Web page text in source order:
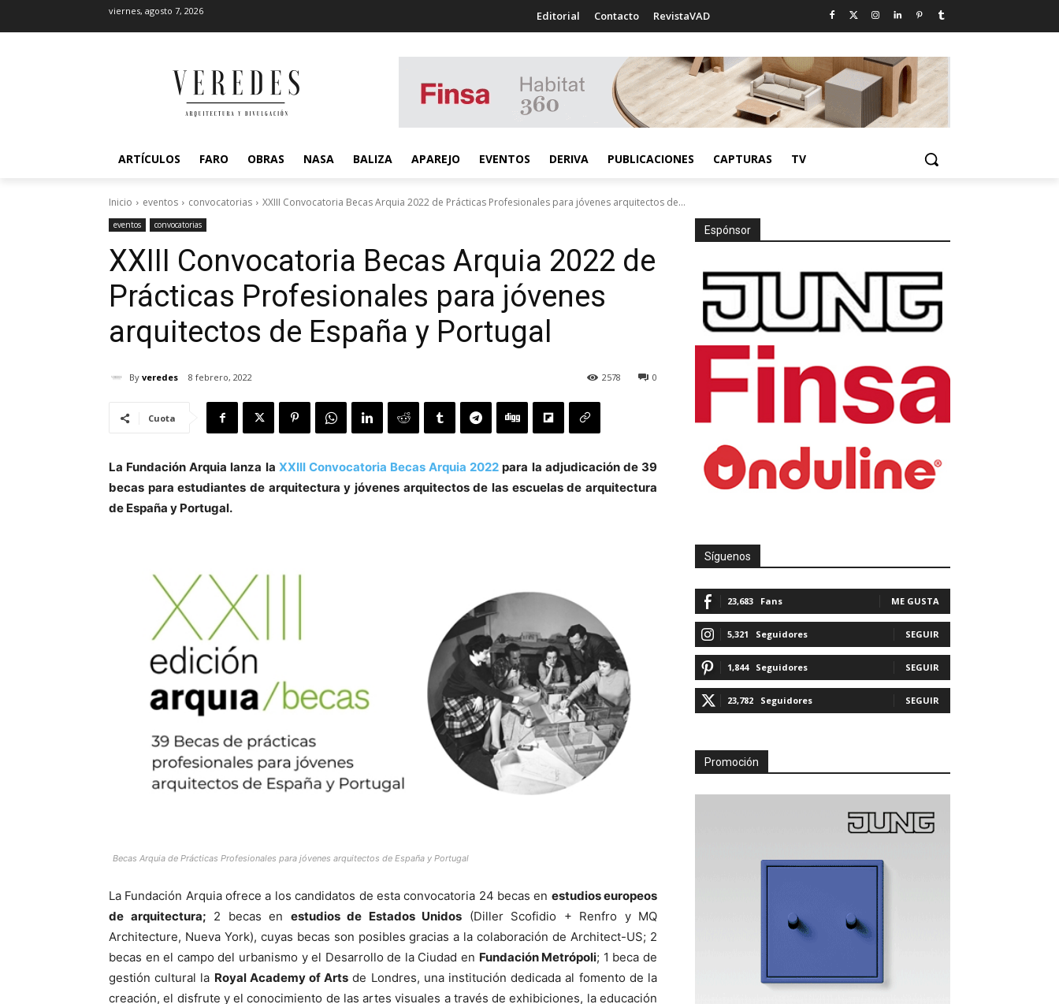
viernes, agosto 7, 2026 Editorial Contacto RevistaVAD
ARTÍCULOS FARO OBRAS NASA BALIZA APAREJO EVENTOS DERIVA PUBLICACIONES CAPTURAS TV
Inicio eventos convocatorias XXIII Convocatoria Becas Arquia 2022 de Prácticas Profesionales para jóvenes arquitectos de...
eventos convocatorias
XXIII Convocatoria Becas Arquia 2022 de
Prácticas Profesionales para jóvenes
arquitectos de España y Portugal
By veredes 8 febrero, 2022 0
2578
Cuota
La Fundación Arquia lanza la XXIII Convocatoria Becas Arquia 2022 para la adjudicación de 39
becas para estudiantes de arquitectura y jóvenes arquitectos de las escuelas de arquitectura
de España y Portugal.
Becas Arquia de Prácticas Profesionales para jóvenes arquitectos de España y Portugal
La Fundación Arquia ofrece a los candidatos de esta convocatoria 24 becas en estudios europeos
de arquitectura; 2 becas en estudios de Estados Unidos (Diller Scofidio + Renfro y MQ
Architecture, Nueva York), cuyas becas son posibles gracias a la colaboración de Architect-US; 2
becas en el campo del urbanismo y el Desarrollo de la Ciudad en Fundación Metrópoli; 1 beca de
gestión cultural la Royal Academy of Arts de Londres, una institución dedicada al fomento de la
creación, el disfrute y el conocimiento de las artes visuales a través de exhibiciones, la educación
Espónsor
Síguenos
23,683 Fans ME GUSTA
5,321 Seguidores SEGUIR
1,844 Seguidores SEGUIR
23,782 Seguidores SEGUIR
Promoción